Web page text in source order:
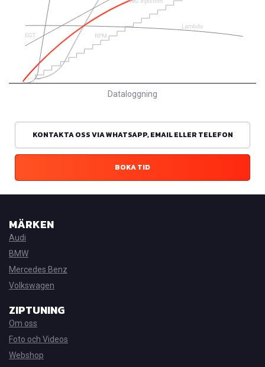
Dataloggning
KONTAKTA OSS VIA WHATSAPP, EMAIL ELLER TELEFON
BOKA TID
MÄRKEN
Audi
BMW
Mercedes Benz
Volkswagen
ZIPTUNING
Om oss
Foto och Videos
Webshop